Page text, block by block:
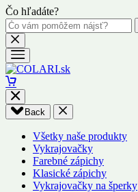
Čo hľadáte?
Back
Všetky naše produkty
Vykrajovačky
Farebné zápichy
Klasické zápichy
Vykrajovačky na šperky